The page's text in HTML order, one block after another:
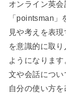
オンライン英
「pointsman
見や考えを表
を意識的に取
ようになりま
文や会話につい
自分の使い方を